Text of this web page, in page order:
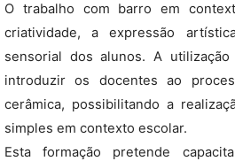
O trabalho com barro em
criatividade, a expressão
sensorial dos alunos. A
introduzir os docentes ao
cerâmica, possibilitando a
simples em contexto escolar.
Esta formação pretende